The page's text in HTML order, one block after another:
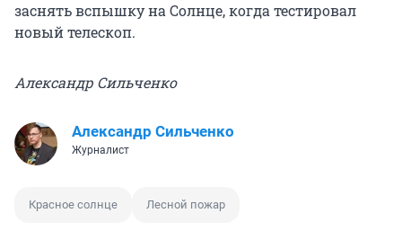
заснять вспышку на Солнце, когда тестировал
новый телескоп.
Александр Сильченко
Александр Сильченко
Журналист
Красное солнце Лесной пожар